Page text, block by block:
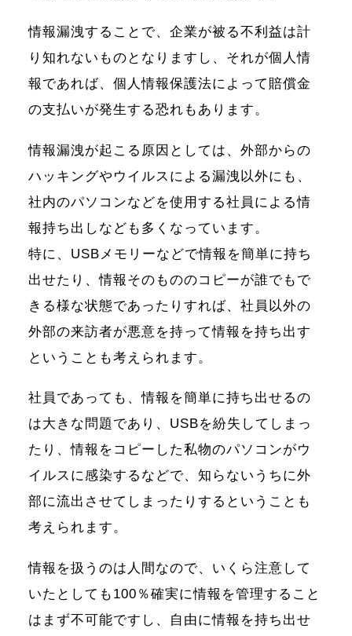
情報漏洩することで、企業が被る不利益は計
り知れないものとなりますし、それが個人情
報であれば、個人情報保護法によって賠償金
の支払いが発生する恐れもあります。
情報漏洩が起こる原因としては、外部からの
ハッキングやウイルスによる漏洩以外にも、
社内のパソコンなどを使用する社員による情
報持ち出しなども多くなっています。
特に、USBメモリーなどで情報を簡単に持ち
出せたり、情報そのもののコピーが誰でもで
きる様な状態であったりすれば、社員以外の
外部の来訪者が悪意を持って情報を持ち出す
ということも考えられます。
社員であっても、情報を簡単に持ち出せるの
は大きな問題であり、USBを紛失してしまっ
たり、情報をコピーした私物のパソコンがウ
イルスに感染するなどで、知らないうちに外
部に流出させてしまったりするということも
考えられます。
情報を扱うのは人間なので、いくら注意して
いたとしても100％確実に情報を管理すること
はまず不可能ですし、自由に情報を持ち出せ